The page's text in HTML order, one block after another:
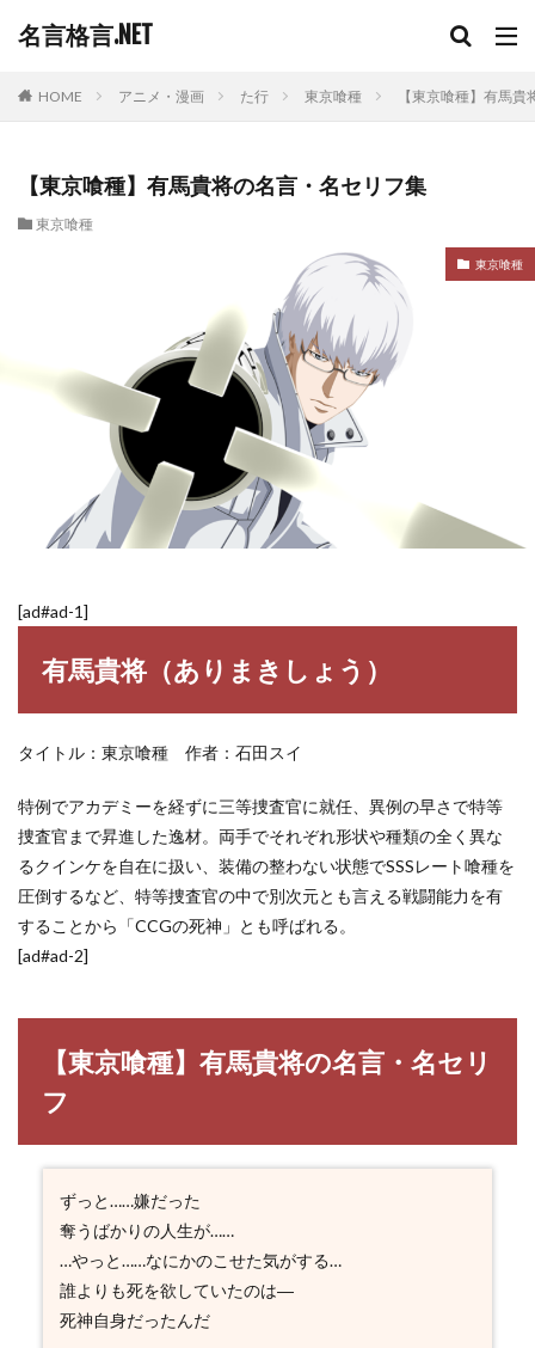
名言格言.NET
HOME アニメ・漫画 た行 東京喰種 【東京喰種】有馬
【東京喰種】有馬貴将の名言・名セリフ集
東京喰種
東京喰種
[ad#ad-1]
有馬貴将（ありまきしょう）
タイトル：東京喰種 作者：石田スイ
特例でアカデミーを経ずに三等捜査官に就任、異例の早さで特等
捜査官まで昇進した逸材。両手でそれぞれ形状や種類の全く異な
るクインケを自在に扱い、装備の整わない状態でSSSレート喰種を
圧倒するなど、特等捜査官の中で別次元とも言える戦闘能力を有
することから「CCGの死神」とも呼ばれる。
[ad#ad-2]
【東京喰種】有馬貴将の名言・名セリ
フ
ずっと……嫌だった
奪うばかりの人生が……
…やっと……なにかのこせた気がする…
誰よりも死を欲していたのは―
死神自身だったんだ